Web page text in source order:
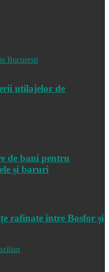
utilajelor de
de bani pentru
și baruri
rafinate între Bosfor și